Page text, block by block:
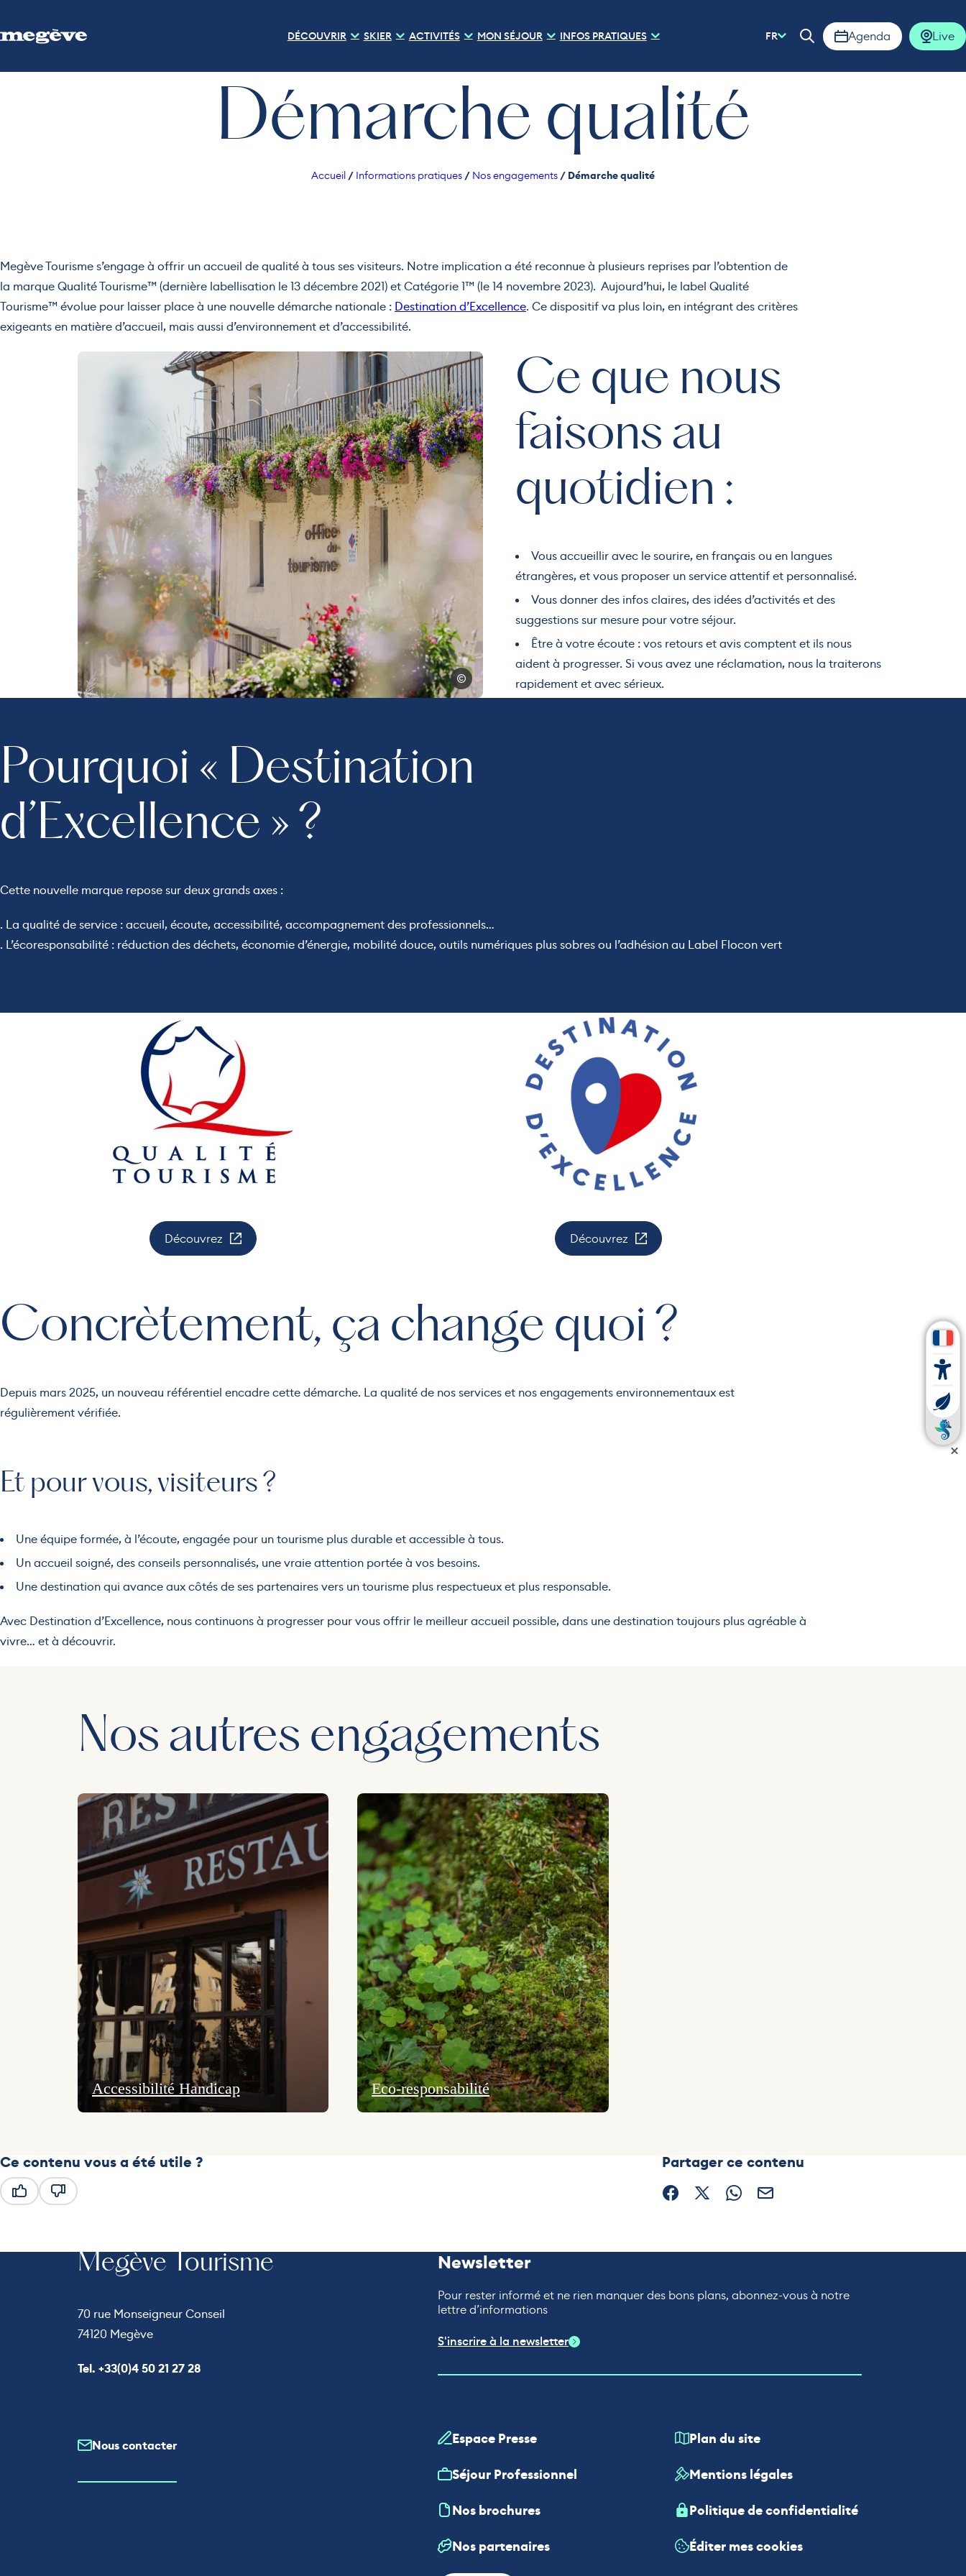
DÉCOUVRIR SKIER ACTIVITÉS MON SÉJOUR INFOS PRATIQUES FR
Ouvrir la barre de
Agenda Live
Démarche qualité
Accueil / Informations pratiques / Nos engagements / Démarche qualité
Megève Tourisme s’engage à offrir un accueil de qualité à tous ses visiteurs. Notre implication a été reconnue à plusieurs reprises par l’obtention de
la marque Qualité Tourisme™ (dernière labellisation le 13 décembre 2021) et Catégorie 1™ (le 14 novembre 2023). Aujourd’hui, le label Qualité
Tourisme™ évolue pour laisser place à une nouvelle démarche nationale : Destination d’Excellence. Ce dispositif va plus loin, en intégrant des critères
exigeants en matière d’accueil, mais aussi d’environnement et d’accessibilité.
Balcon fleuri de l, © paul besson
paul besson
Ce que nous
faisons au
quotidien :
Vous accueillir avec le sourire, en français ou en langues
étrangères, et vous proposer un service attentif et personnalisé.
Vous donner des infos claires, des idées d’activités et des
suggestions sur mesure pour votre séjour.
Être à votre écoute : vos retours et avis comptent et ils nous
aident à progresser. Si vous avez une réclamation, nous la traiterons
rapidement et avec sérieux.
Pourquoi « Destination
d’Excellence » ?
Cette nouvelle marque repose sur deux grands axes :
. La qualité de service : accueil, écoute, accessibilité, accompagnement des professionnels…
. L’écoresponsabilité : réduction des déchets, économie d’énergie, mobilité douce, outils numériques plus sobres ou l’adhésion au Label Flocon vert
Découvrez Découvrez
Concrètement, ça change quoi ?
Depuis mars 2025, un nouveau référentiel encadre cette démarche. La qualité de nos services et nos engagements environnementaux est
régulièrement vérifiée.
Et pour vous, visiteurs ?
Une équipe formée, à l’écoute, engagée pour un tourisme plus durable et accessible à tous.
Un accueil soigné, des conseils personnalisés, une vraie attention portée à vos besoins.
Une destination qui avance aux côtés de ses partenaires vers un tourisme plus respectueux et plus responsable.
Avec Destination d’Excellence, nous continuons à progresser pour vous offrir le meilleur accueil possible, dans une destination toujours plus agréable à
vivre… et à découvrir.
Nos autres engagements
Accessibilité Handicap Eco-responsabilité
Ce contenu vous a été utile ? Partager ce contenu
Partager sur Facebook (nouvelle fenêtre)
Partager sur X / Twitter (nouvelle fenêtre)
Partager sur WhatsApp
Partager par mail
Megève Tourisme
70 rue Monseigneur Conseil
74120 Megève
Appeler le
Tel. +33(0)4 50 21 27 28
Nous contacter
Newsletter
Pour rester informé et ne rien manquer des bons plans, abonnez-vous à notre
lettre d’informations
S'inscrire à la newsletter
Espace Presse
Séjour Professionnel
Nos brochures
Nos partenaires
Plan du site
Mentions légales
Politique de confidentialité
Éditer mes cookies